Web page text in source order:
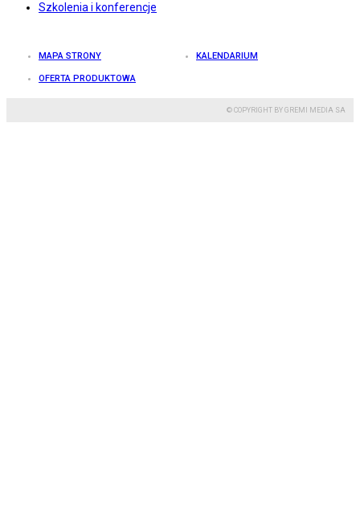
Szkolenia i konferencje
MAPA STRONY KALENDARIUM
OFERTA PRODUKTOWA
© COPYRIGHT BY GREMI MEDIA SA